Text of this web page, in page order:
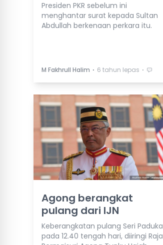
Presiden PKR sebelum ini
menghantar surat kepada Sultan
Abdullah berkenaan perkara itu.
M Fakhrull Halim ⋅ 6 tahun lepas ⋅
Agong berangkat
pulang dari IJN
Keberangkatan pulang Seri Paduka
pada 12.40 tengah hari, diiringi Raja